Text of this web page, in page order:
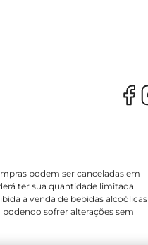
podem ser canceladas em
ter sua quantidade limitada
a venda de bebidas alcoólicas
, podendo sofrer alterações sem